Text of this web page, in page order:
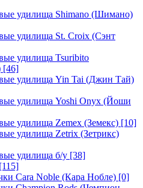
удилища Shimano (Шимано)
удилища St. Croix (Сэнт
удилища Tsuribito
[46]
удилища Yin Tai (Джин Тай)
удилища Yoshi Onyx (Йоши
удилища Zemex (Земекс) [10]
удилища Zetrix (Зетрикс)
удилища б/у [38]
[115]
Cara Noble (Кара Нобле) [0]